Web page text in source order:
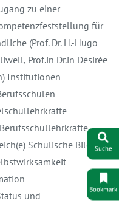
zu einer
für
(Prof. Dr. H.-Hugo
Prof.in Dr.in Désirée
Institutionen
Schulische Bildung
und
Suche
Bookmark